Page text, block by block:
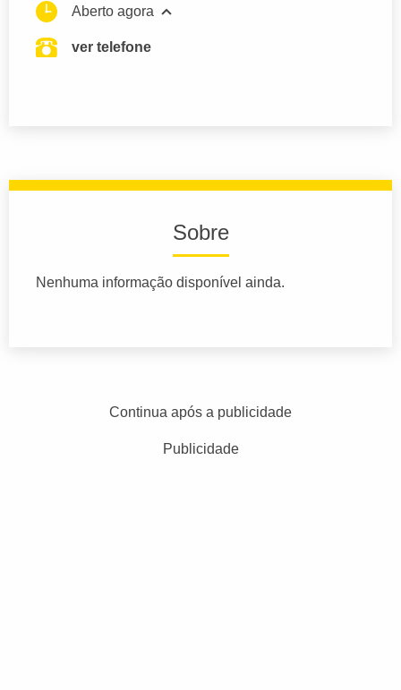
Aberto agora
ver telefone
Sobre
Nenhuma informação disponível ainda.
Continua após a publicidade
Publicidade